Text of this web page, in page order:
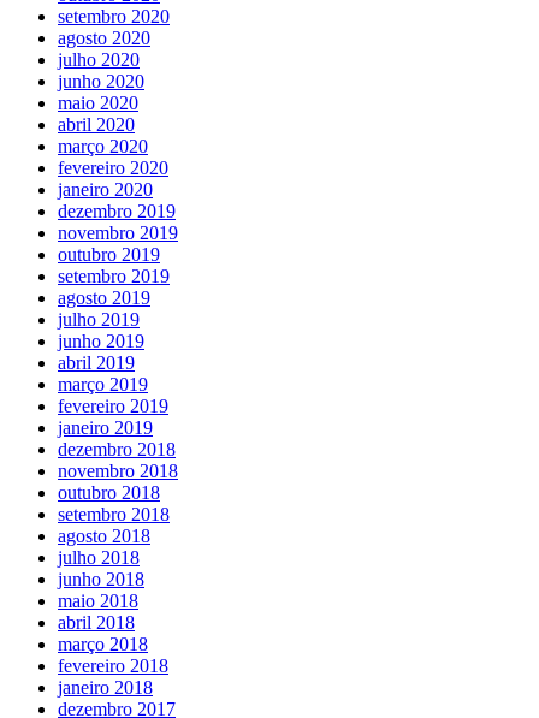
setembro 2020
agosto 2020
julho 2020
junho 2020
maio 2020
abril 2020
março 2020
fevereiro 2020
janeiro 2020
dezembro 2019
novembro 2019
outubro 2019
setembro 2019
agosto 2019
julho 2019
junho 2019
abril 2019
março 2019
fevereiro 2019
janeiro 2019
dezembro 2018
novembro 2018
outubro 2018
setembro 2018
agosto 2018
julho 2018
junho 2018
maio 2018
abril 2018
março 2018
fevereiro 2018
janeiro 2018
dezembro 2017